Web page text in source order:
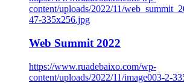
content/uploads/2022/11/
47-335x256.jpg
Web Summit 2022
https://www.ruadebaixo.com/wp-
content/uploads/2022/11/image003-2-